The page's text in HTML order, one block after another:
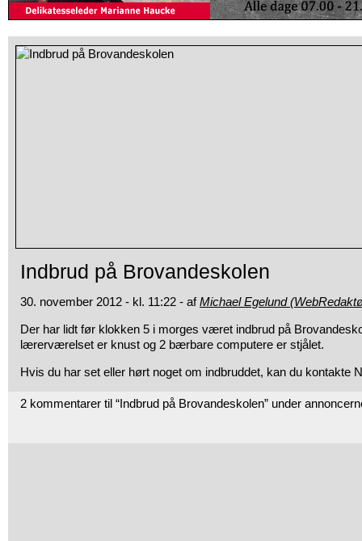
Indbrud på Brovandeskolen
30. november 2012 - kl. 11:22 - afMichael Egelund
Der har lidt før klokken 5 i morges været indbrud på
lærerværelset er knust og 2 bærbare computere er stjålet.
Hvis du har set eller hørt noget om indbruddet, kan du kontakte
2 kommentarer til “Indbrud på Brovandeskolen” under